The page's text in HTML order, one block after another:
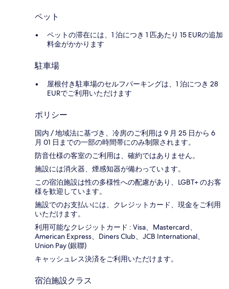
ペット
ペットの滞在には、1 泊につき 1 匹あたり 15 EURの追加
料金がかかります
駐車場
屋根付き駐車場のセルフパーキングは、1 泊につき 28
EURでご利用いただけます
ポリシー
国内 / 地域法に基づき、冷房のご利用は 9 月 25 日から 6
月 01 日までの一部の時間帯にのみ制限されます。
防音仕様の客室のご利用は、確約ではありません。
施設には消火器、煙感知器が備わっています。
この宿泊施設は性の多様性への配慮があり、LGBT+ のお客
様を歓迎しています。
施設でのお支払いには、クレジットカード、現金をご利用
いただけます。
利用可能なクレジットカード : Visa、Mastercard、
American Express、Diners Club、JCB International、
Union Pay (銀聯)
キャッシュレス決済をご利用いただけます。
宿泊施設クラス